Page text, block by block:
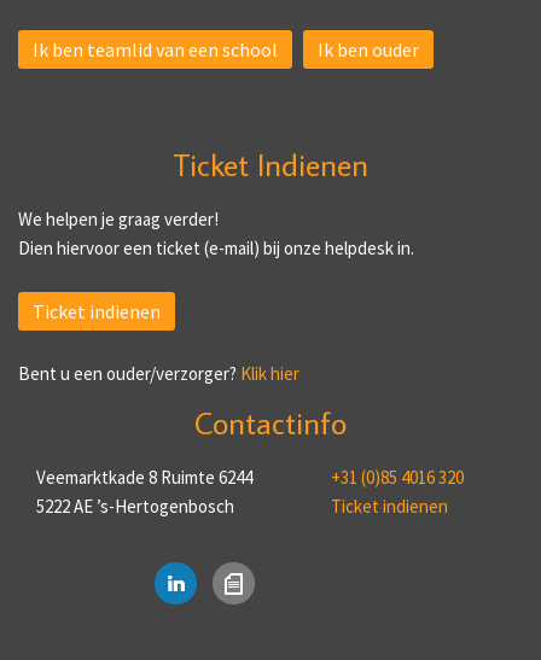
Ik ben teamlid van een school Ik ben ouder
Ticket Indienen
We helpen je graag verder!
Dien hiervoor een ticket (e-mail) bij onze helpdesk in.
Ticket indienen
Bent u een ouder/verzorger? Klik hier
Contactinfo
Veemarktkade 8 Ruimte 6244
5222 AE ’s-Hertogenbosch
+31 (0)85 4016 320
Ticket indienen